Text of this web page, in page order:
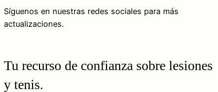
Síguenos en nuestras redes sociales para más
actualizaciones.
Tu recurso de confianza sobre lesiones
y tenis.